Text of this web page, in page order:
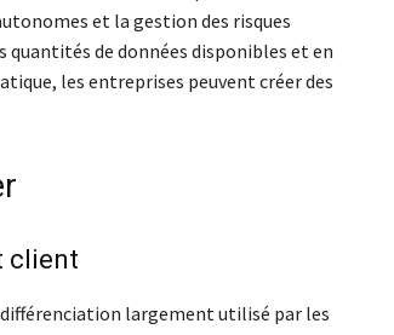
et la gestion des risques
quantités de données disponibles et en
les entreprises peuvent créer des
client
largement utilisé par les